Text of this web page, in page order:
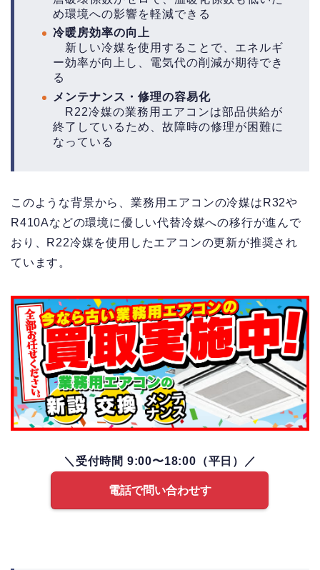
め環境への影響を軽減できる
冷暖房効率の向上
新しい冷媒を使用することで、エネルギ
ー効率が向上し、電気代の削減が期待でき
る
メンテナンス・修理の容易化
R22冷媒の業務用エアコンは部品供給が
終了しているため、故障時の修理が困難に
なっている
このような背景から、業務用エアコンの冷媒はR32や
R410Aなどの環境に優しい代替冷媒への移行が進んで
おり、R22冷媒を使用したエアコンの更新が推奨され
ています。
＼受付時間 9:00〜18:00（平日）／
電話で問い合わせす